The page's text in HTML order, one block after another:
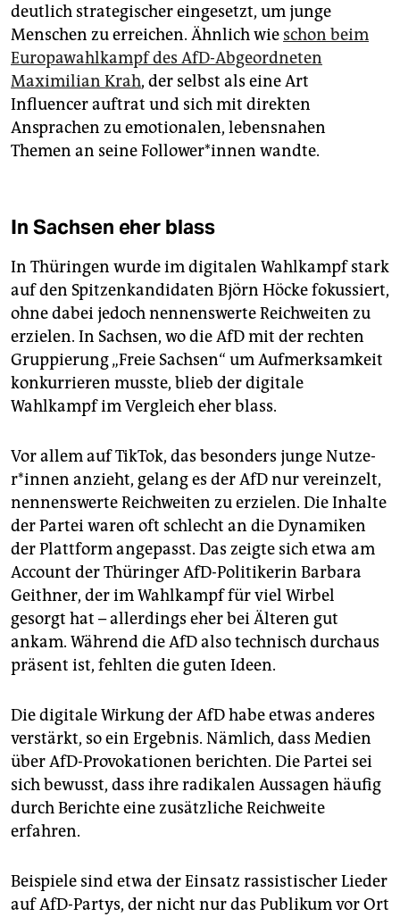
deutlich strategischer eingesetzt, um junge
Menschen zu erreichen. Ähnlich wie schon beim
Europawahlkampf des AfD-Abgeordneten
Maximilian Krah, der selbst als eine Art
Influencer auftrat und sich mit direkten
Ansprachen zu emotionalen, lebensnahen
Themen an seine Fol­lo­wer*­in­nen wandte.
In Sachsen eher blass
In Thüringen wurde im digitalen Wahlkampf stark
auf den Spitzenkandidaten Björn Höcke fokussiert,
ohne dabei jedoch nennenswerte Reichweiten zu
erzielen. In Sachsen, wo die AfD mit der rechten
Gruppierung „Freie Sachsen“ um Aufmerksamkeit
konkurrieren musste, blieb der digitale
Wahlkampf im Vergleich eher blass.
Vor allem auf TikTok, das besonders junge Nut­ze­
r*in­nen anzieht, gelang es der AfD nur vereinzelt,
nennenswerte Reichweiten zu erzielen. Die Inhalte
der Partei waren oft schlecht an die Dynamiken
der Plattform angepasst. Das zeigte sich etwa am
Account der Thüringer AfD-Politikerin Barbara
Geithner, der im Wahlkampf für viel Wirbel
gesorgt hat – allerdings eher bei Älteren gut
ankam. Während die AfD also technisch durchaus
präsent ist, fehlten die guten Ideen.
Die digitale Wirkung der AfD habe etwas anderes
verstärkt, so ein Ergebnis. Nämlich, dass Medien
über AfD-Provokationen berichten. Die Partei sei
sich bewusst, dass ihre radikalen Aussagen häufig
durch Berichte eine zusätzliche Reichweite
erfahren.
Beispiele sind etwa der Einsatz rassistischer Lieder
auf AfD-Partys, der nicht nur das Publikum vor Ort